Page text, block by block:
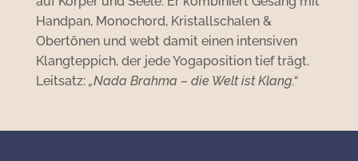
Handpan, Monochord, Kristall­schalen &
Obertönen und webt damit einen intensiven
Klangteppich, der jede Yogaposition tief trägt.
Leitsatz: „Nada Brahma – die Welt ist Klang.“